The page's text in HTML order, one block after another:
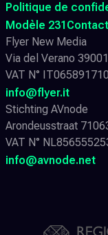
Politique de
Modèle 231
Flyer New Media
Via del Verano
VAT N°
info@flyer.it
Stichting AVnode
Arondeusstraat
VAT N°
info@avnode.net